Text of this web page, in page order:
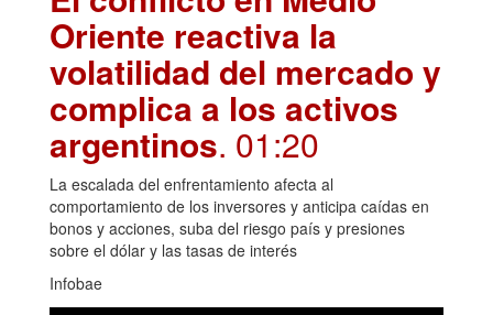
Oriente reactiva la
volatilidad del mercado y
complica a los activos
argentinos. 01:20
La escalada del enfrentamiento afecta al
comportamiento de los inversores y anticipa caídas en
bonos y acciones, suba del riesgo país y presiones
sobre el dólar y las tasas de interés
Infobae